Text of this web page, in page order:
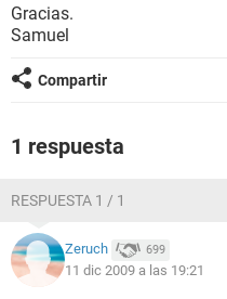
Gracias.
Samuel
Compartir
1 respuesta
RESPUESTA 1 / 1
Zeruch 699
11 dic 2009 a las 19:21